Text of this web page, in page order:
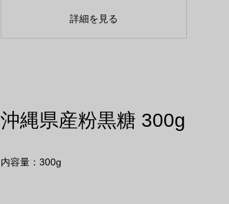
詳細を見る
沖縄県産粉黒糖 300g
内容量：300g